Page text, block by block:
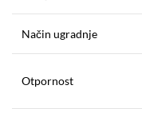
Način ugradnje
Otpornost